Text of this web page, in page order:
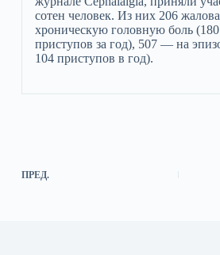
сотен человек. Из них 206
хроническую головную боль
приступов за год), 507 — на
104 приступов в год).
ПРЕД.